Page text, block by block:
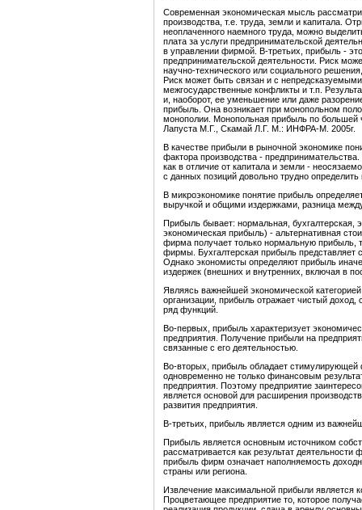
Современная экономическая мысль
производства, т.е. труда, земли и капитала.
неоплаченного наемного труда, можно
плата за услуги предпринимательской
в управлении фирмой. В-третьих, прибыль -
предпринимательской деятельности. Риск
научно-технического или социального
Риск может быть связан и с
межгосударственные конфликты и т.п.
и, наоборот, ее уменьшение или даже
прибыль. Она возникает при монопольном
монополии. Монопольная прибыль по
Лапуста М.Г., Скамай Л.Г. М.: ИНФРА-М. 2005г.
В качестве прибыли в рыночной экономике
фактора производства -
как в отличие от капитала и земли -
с данных позиций довольно трудно
В микроэкономике понятие прибыль
выручкой и общими издержками, разница
Прибыль бывает: нормальная, бухгалтерская,
экономическая прибыль) - альтернативная
фирма получает только нормальную прибыль,
фирмы. Бухгалтерская прибыль
Однако экономисты определяют прибыль
издержек (внешних и внутренних, включая в
Являясь важнейшей экономической
организации, прибыль отражает чистый
ряд функций.
Во-первых, прибыль характеризует
предприятия. Получение прибыли на
связанные с его деятельностью.
Во-вторых, прибыль обладает стимулирующей
одновременно не только финансовым
предприятия. Поэтому предприятие
является основой для расширения
развития предприятия.
В-третьих, прибыль является одним из
Прибыль является основным источником
рассматривается как результат
прибыль фирм означает наполняемость
страны или региона.
Извлечение максимальной прибыли является
Процветающее предприятие то, которое